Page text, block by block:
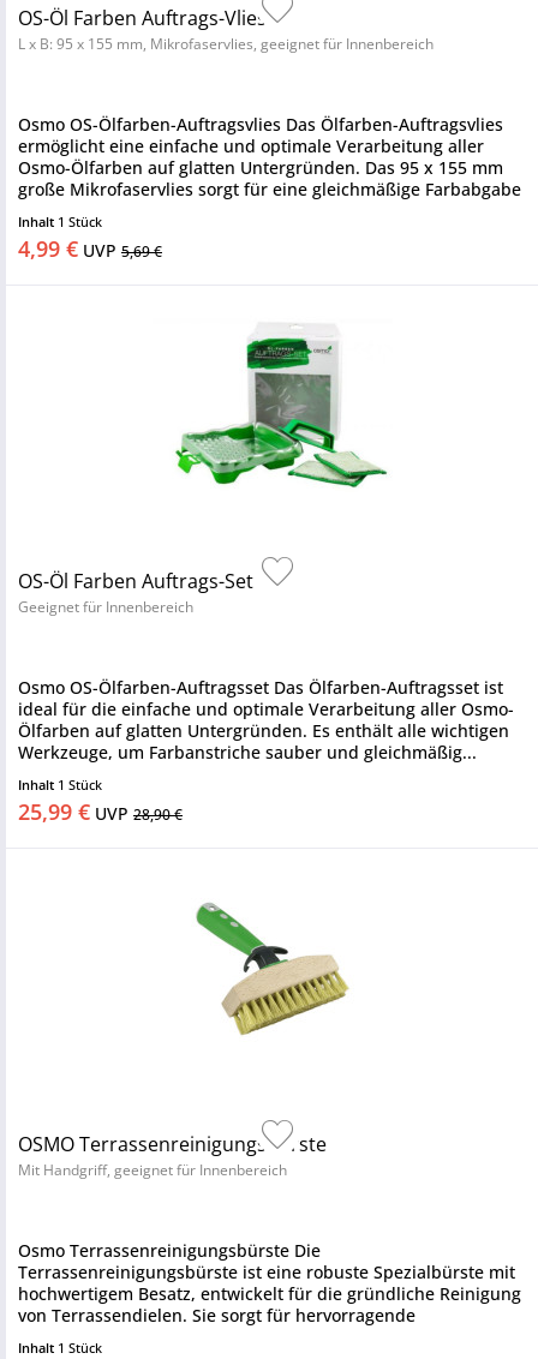
OS-Öl Farben Auftrags-Vlies
L x B: 95 x 155 mm, Mikrofaservlies, geeignet für Innenbereich
Osmo OS-Ölfarben-Auftragsvlies Das Ölfarben-Auftragsvlies
ermöglicht eine einfache und optimale Verarbeitung aller
Osmo-Ölfarben auf glatten Untergründen. Das 95 x 155 mm
große Mikrofaservlies sorgt für eine gleichmäßige Farbabgabe
Inhalt 1 Stück
4,99 € UVP 5,69 €
OS-Öl Farben Auftrags-Set
Geeignet für Innenbereich
Osmo OS-Ölfarben-Auftragsset Das Ölfarben-Auftragsset ist
ideal für die einfache und optimale Verarbeitung aller Osmo-
Ölfarben auf glatten Untergründen. Es enthält alle wichtigen
Werkzeuge, um Farbanstriche sauber und gleichmäßig...
Inhalt 1 Stück
25,99 € UVP 28,90 €
OSMO Terrassenreinigungsbürste
Mit Handgriff, geeignet für Innenbereich
Osmo Terrassenreinigungsbürste Die
Terrassenreinigungsbürste ist eine robuste Spezialbürste mit
hochwertigem Besatz, entwickelt für die gründliche Reinigung
von Terrassendielen. Sie sorgt für hervorragende
Inhalt 1 Stück